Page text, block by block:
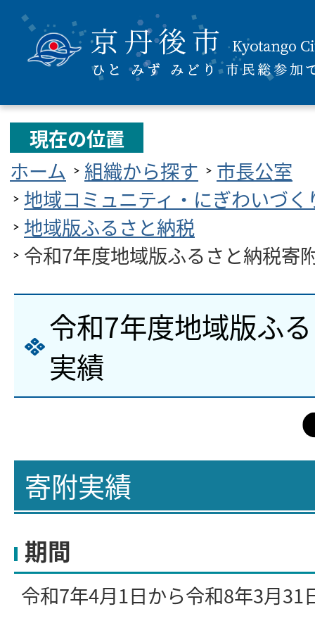
現在の位置
ホーム
組織から探す
市長公室
地域コミュニティ・にぎわいづく
地域版ふるさと納税
令和7年度地域版ふるさと納税寄
令和7年度地域版ふ
実績
寄附実績
期間
令和7年4月1日から令和8年3月31